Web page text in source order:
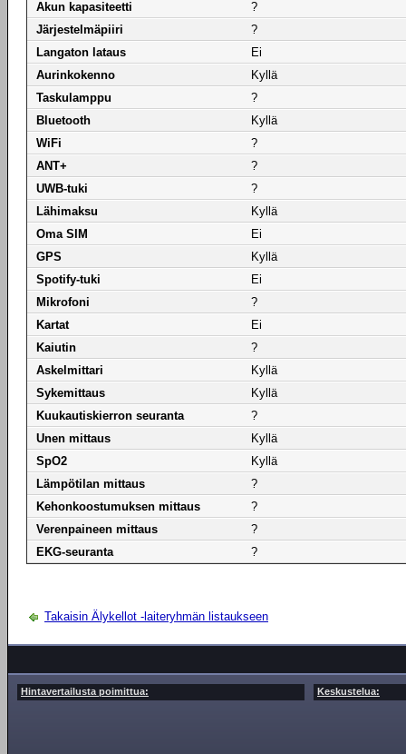
Akun kapasiteetti
?
Järjestelmäpiiri
?
Langaton lataus
Ei
Aurinkokenno
Kyllä
Taskulamppu
?
Bluetooth
Kyllä
WiFi
?
ANT+
?
UWB-tuki
?
Lähimaksu
Kyllä
Oma SIM
Ei
GPS
Kyllä
Spotify-tuki
Ei
Mikrofoni
?
Kartat
Ei
Kaiutin
?
Askelmittari
Kyllä
Sykemittaus
Kyllä
Kuukautiskierron seuranta
?
Unen mittaus
Kyllä
SpO2
Kyllä
Lämpötilan mittaus
?
Kehonkoostumuksen mittaus
?
Verenpaineen mittaus
?
EKG-seuranta
?
Takaisin Älykellot -laiteryhmän listaukseen
Hintavertailusta poimittua: Keskustelua: